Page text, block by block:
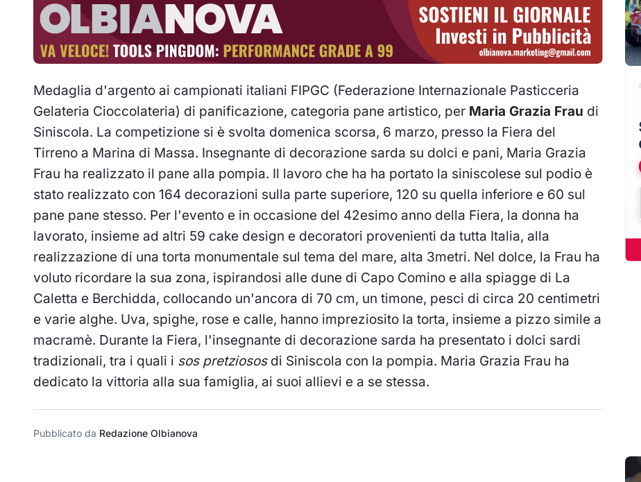
Medaglia d'argento ai campionati italiani FIPGC (Federazione Internazionale Pasticceria
Gelateria Cioccolateria) di panificazione, categoria pane artistico, per Maria Grazia Frau di
Siniscola. La competizione si è svolta domenica scorsa, 6 marzo, presso la Fiera del
Tirreno a Marina di Massa. Insegnante di decorazione sarda su dolci e pani, Maria Grazia
Frau ha realizzato il pane alla pompia. Il lavoro che ha ha portato la siniscolese sul podio è
stato realizzato con 164 decorazioni sulla parte superiore, 120 su quella inferiore e 60 sul
pane pane stesso. Per l'evento e in occasione del 42esimo anno della Fiera, la donna ha
lavorato, insieme ad altri 59 cake design e decoratori provenienti da tutta Italia, alla
realizzazione di una torta monumentale sul tema del mare, alta 3metri. Nel dolce, la Frau ha
voluto ricordare la sua zona, ispirandosi alle dune di Capo Comino e alla spiagge di La
Caletta e Berchidda, collocando un'ancora di 70 cm, un timone, pesci di circa 20 centimetri
e varie alghe. Uva, spighe, rose e calle, hanno impreziosito la torta, insieme a pizzo simile a
macramè. Durante la Fiera, l'insegnante di decorazione sarda ha presentato i dolci sardi
tradizionali, tra i quali i sos pretziososdi Siniscola con la pompia. Maria Grazia Frau ha
dedicato la vittoria alla sua famiglia, ai suoi allievi e a se stessa.
Pubblicato da Redazione Olbianova